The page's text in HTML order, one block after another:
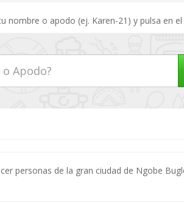
nombre o apodo (ej. Karen-21) y pulsa en
personas de la gran ciudad de Ngobe